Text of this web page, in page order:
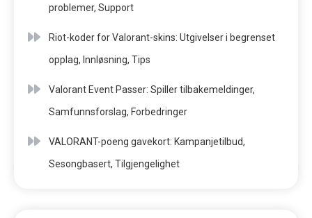
problemer, Support
Riot-koder for Valorant-skins: Utgivelser i begrenset
opplag, Innløsning, Tips
Valorant Event Passer: Spiller tilbakemeldinger,
Samfunnsforslag, Forbedringer
VALORANT-poeng gavekort: Kampanjetilbud,
Sesongbasert, Tilgjengelighet